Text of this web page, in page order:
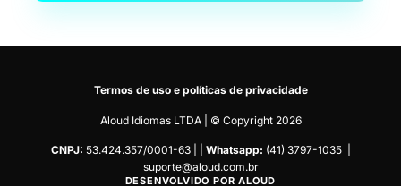
Termos de usoe políticas de privacidade
Aloud Idiomas LTDA | © Copyright 2026
CNPJ: 53.424.357/0001-63 | | Whatsapp: (41) 3797-1035 |
suporte@aloud.com.br
DESENVOLVIDO POR ALOUD